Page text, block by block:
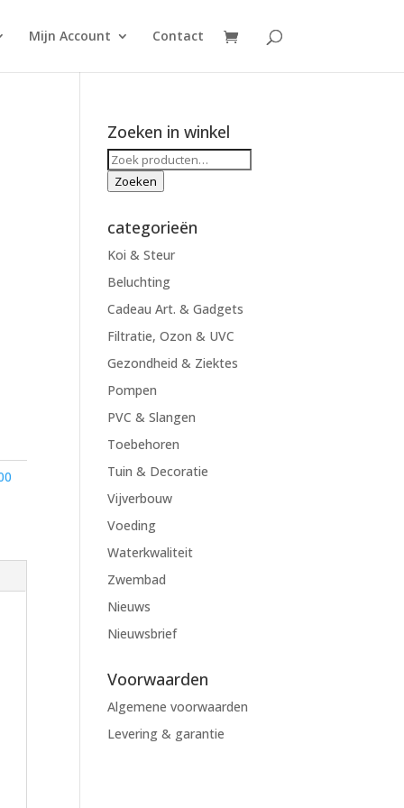
Mijn Account Contact
Zoeken in winkel
Zoeken
naar:
Zoeken
categorieën
Koi & Steur
Beluchting
Cadeau Art. & Gadgets
Filtratie, Ozon & UVC
Gezondheid & Ziektes
Pompen
PVC & Slangen
Toebehoren
Tuin & Decoratie
Vijverbouw
Voeding
Waterkwaliteit
Zwembad
Nieuws
Nieuwsbrief
Voorwaarden
Algemene voorwaarden
Levering & garantie